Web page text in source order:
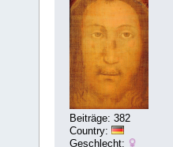
Beiträge: 382
Country:
Geschlecht: